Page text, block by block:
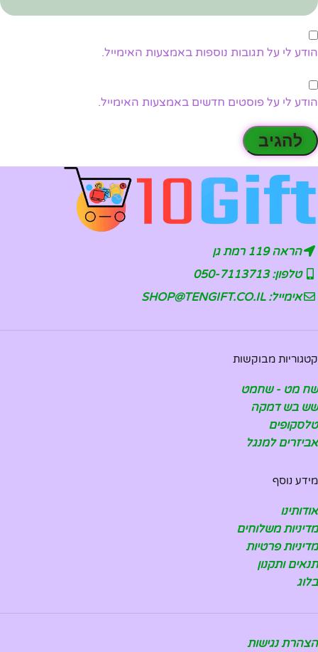
הודע לי על תגובות נוספות באמצעות האימייל.
הודע לי על פוסטים חדשים באמצעות האימייל.
הראה 119 רמת גן
טלפון: 050-7113713
אימייל: SHOP@TENGIFT.CO.IL
קטגוריות מבוקשות
שח מט - שחמט
שש בש דמקה
טלסקופים
אביזרים למנגל
מידע נוסף
אודותינו
מדיניות משלוחים
מדיניות פרטיות
תנאים ותקנון
בלוג
הצהרת נגישות